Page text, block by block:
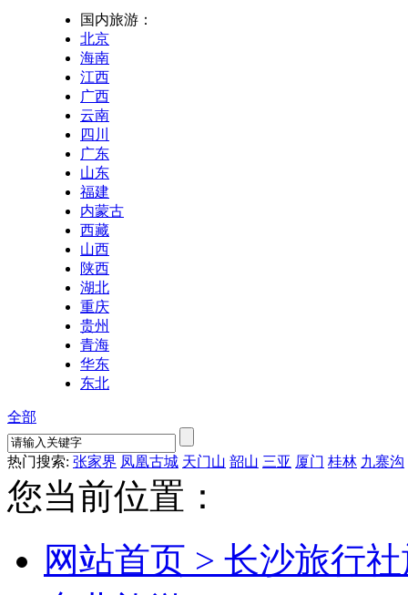
国内旅游：
北京
海南
江西
广西
云南
四川
广东
山东
福建
内蒙古
西藏
山西
陕西
湖北
重庆
贵州
青海
华东
东北
全部
热门搜索: 张家界 凤凰古城 天门山 韶山 三亚 厦门 桂林 九寨沟
您当前位置：
网站首页 > 长沙旅行